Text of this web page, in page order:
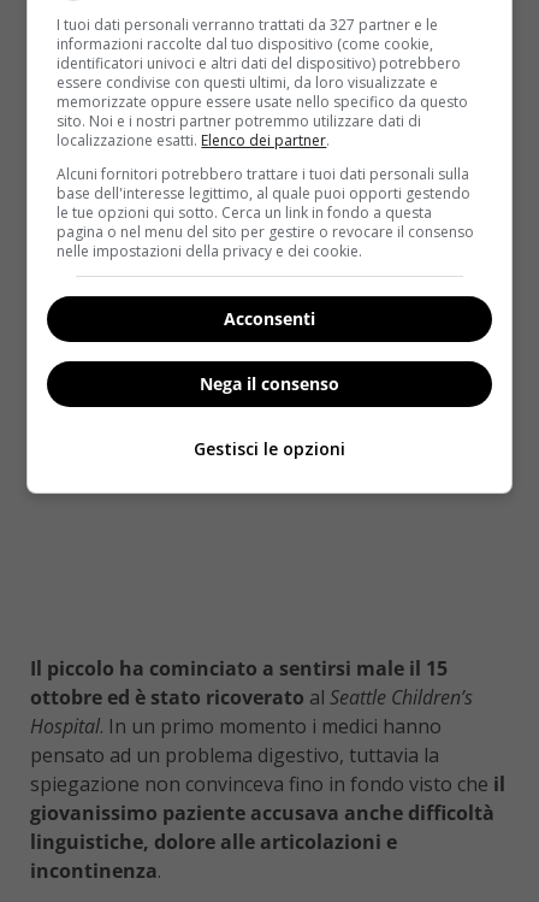
Il piccolo ha cominciato a sentirsi male il 15
ottobre ed è stato ricoverato al Seattle Children’s
Hospital. In un primo momento i medici hanno
pensato ad un problema digestivo, tuttavia la
spiegazione non convinceva fino in fondo visto che il
giovanissimo paziente accusava anche difficoltà
linguistiche, dolore alle articolazioni e
incontinenza.
I tuoi dati personali verranno trattati da 327 partner e le
informazioni raccolte dal tuo dispositivo (come cookie,
identificatori univoci e altri dati del dispositivo) potrebbero
essere condivise con questi ultimi, da loro visualizzate e
memorizzate oppure essere usate nello specifico da questo
sito. Noi e i nostri partner potremmo utilizzare dati di
localizzazione esatti. Elenco dei partner.
Alcuni fornitori potrebbero trattare i tuoi dati personali sulla
base dell'interesse legittimo, al quale puoi opporti gestendo
le tue opzioni qui sotto. Cerca un link in fondo a questa
pagina o nel menu del sito per gestire o revocare il consenso
nelle impostazioni della privacy e dei cookie.
Acconsenti
Nega il consenso
Gestisci le opzioni